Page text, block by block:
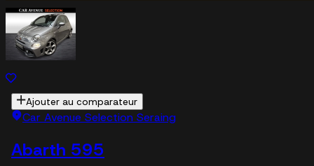
Ajouter au comparateur
Car Avenue Selection Seraing
Abarth 595